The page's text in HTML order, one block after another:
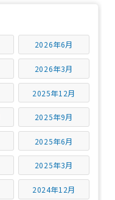
2026年6月
2026年3月
2025年12月
2025年9月
2025年6月
2025年3月
2024年12月